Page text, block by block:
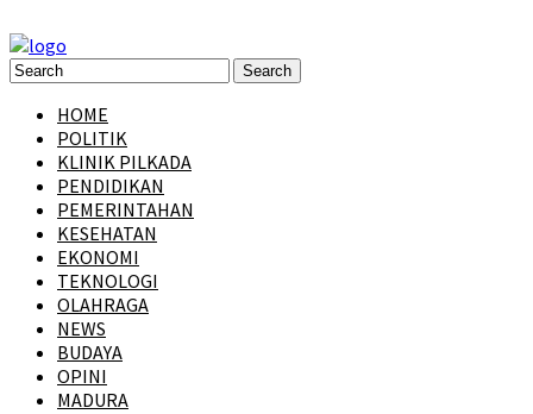
HOME
POLITIK
KLINIK PILKADA
PENDIDIKAN
PEMERINTAHAN
KESEHATAN
EKONOMI
TEKNOLOGI
OLAHRAGA
NEWS
BUDAYA
OPINI
MADURA